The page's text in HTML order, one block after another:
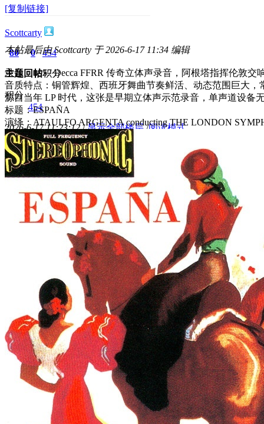
[复制链接]
Scottcarty
80
主题
0
回帖
454
积分
积分
454
2026-6-17 11:23:12 / 显示全部楼层 /阅读模式
3700
本帖最后由 Scottcarty 于 2026-6-17 11:34 编辑
录音：1957 Decca FFRR 传奇立体声录音，阿根塔指挥伦敦
音质特点：铜管辉煌、西班牙舞曲节奏鲜活、动态范围巨大
源自当年 LP 时代，这张是早期立体声示范录音，单声道设备
标题：ESPAÑA
演绎：ATAULFO ARGENTA conducting THE LONDON